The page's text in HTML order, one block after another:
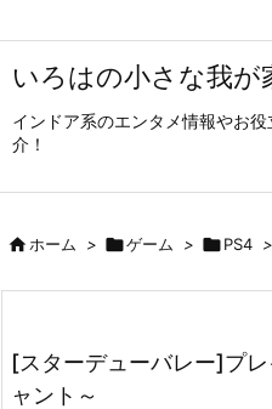
いろはの小さな我が
インドア系のエンタメ情報やお
介！
ホーム > ゲーム > PS4 >
[スターデューバレー]プ
ャント～